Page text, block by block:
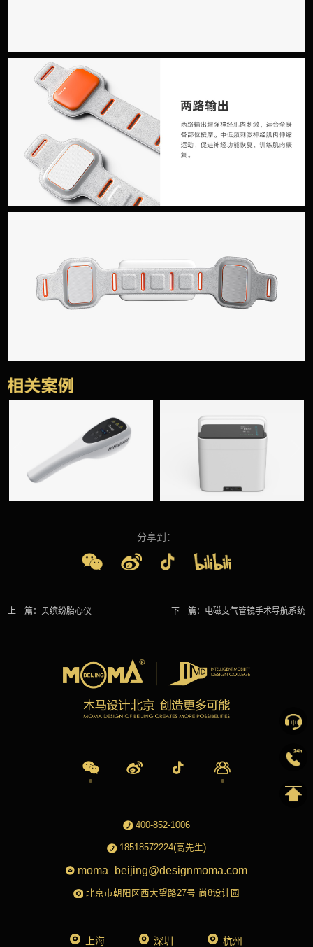
分享到：
上一篇： 贝缤纷胎心仪 下一篇： 电磁支气管镜手术导航系统
400-852-1006
18518572224(高先生)
moma_beijing@designmoma.com
北京市朝阳区西大望路27号 尚8设计园
上海 深圳 杭州